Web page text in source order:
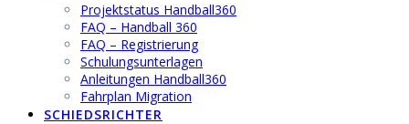
Projektstatus Handball360
FAQ – Handball 360
FAQ – Registrierung
Schulungsunterlagen
Anleitungen Handball360
Fahrplan Migration
SCHIEDSRICHTER